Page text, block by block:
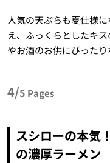
人気の天ぷらも夏仕様
え、ふっくらとしたキ
やお酒のお供にぴったり
4/5 Pages
スシローの本気
の濃厚ラーメン